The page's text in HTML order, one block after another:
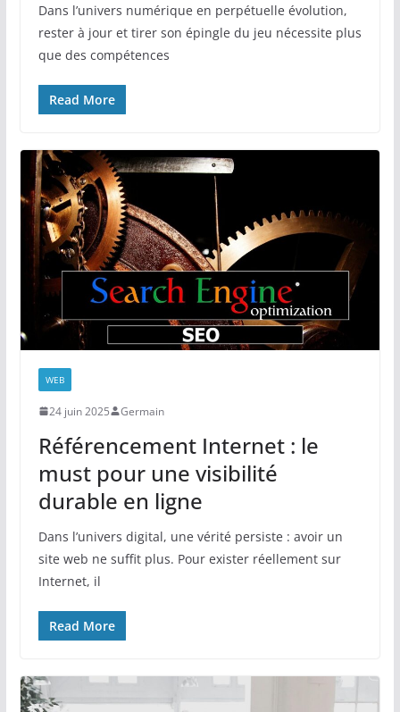
Dans l’univers numérique en perpétuelle évolution,
rester à jour et tirer son épingle du jeu nécessite plus
que des compétences
Read More
WEB
24 juin 2025 Germain
Référencement Internet : le
must pour une visibilité
durable en ligne
Dans l’univers digital, une vérité persiste : avoir un
site web ne suffit plus. Pour exister réellement sur
Internet, il
Read More